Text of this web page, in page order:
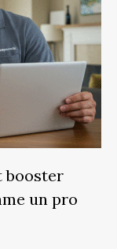
booster
un pro